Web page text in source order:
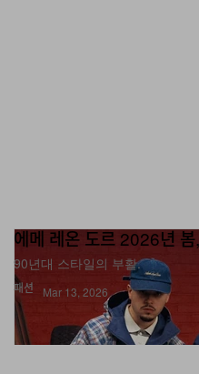
패션
90년대 스타일의 부활.
Mar 13, 2026